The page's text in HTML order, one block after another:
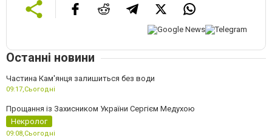
Останні новини
Частина Кам'янця залишиться без води
09:17,Сьогодні
Прощання із Захисником України Сергієм Медухою
Некролог
09:08,Сьогодні